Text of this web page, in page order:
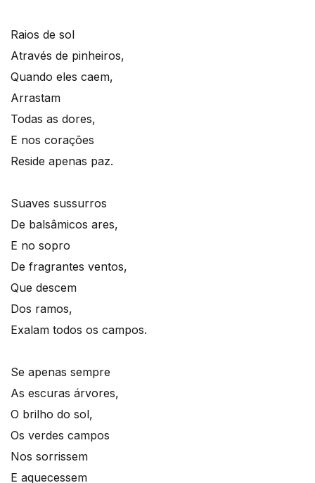
Raios de sol
Através de pinheiros,
Quando eles caem,
Arrastam
Todas as dores,
E nos corações
Reside apenas paz.
Suaves sussurros
De balsâmicos ares,
E no sopro
De fragrantes ventos,
Que descem
Dos ramos,
Exalam todos os campos.
Se apenas sempre
As escuras árvores,
O brilho do sol,
Os verdes campos
Nos sorrissem
E aquecessem